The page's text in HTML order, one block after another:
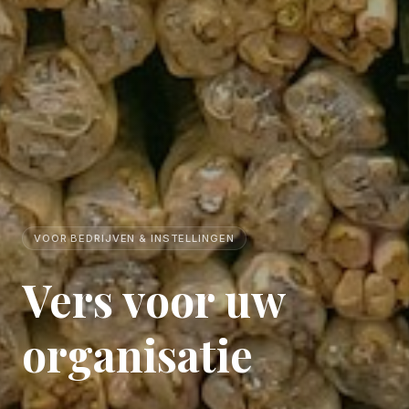
VOOR BEDRIJVEN & INSTELLINGEN
Vers voor uw
organisatie